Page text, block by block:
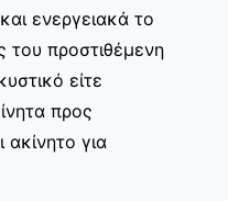
ενεργειακά το
του προστιθέμενη
είτε
προς
ακίνητο για